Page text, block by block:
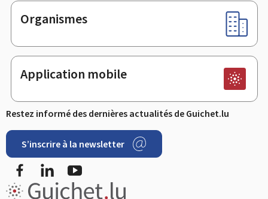
Organismes
Application mobile
Restez informé des dernières actualités de Guichet.lu
S’inscrire à la newsletter
FacebookLinkedIn